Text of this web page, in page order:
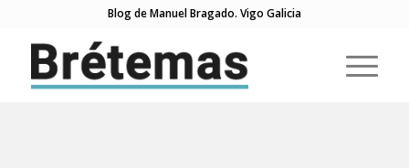
Blog de Manuel Bragado. Vigo Galicia